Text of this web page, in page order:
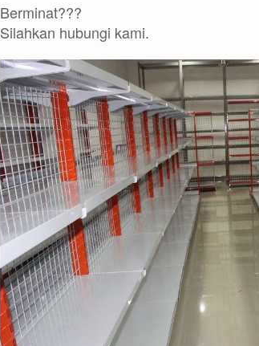
Berminat???
Silahkan hubungi kami.